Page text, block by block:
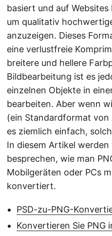
basiert und auf
um qualitativ
anzuzeigen. Dieses
eine verlustfreie
breitere und hellere
Bildbearbeitung ist es
einzelnen Objekte in
bearbeiten. Aber wenn
(ein Standardformat
es ziemlich einfach,
In diesem Artikel werden
besprechen, wie man
Mobilgeräten oder PCs
konvertiert.
PSD-zu-PNG-
Konvertieren Sie PNG